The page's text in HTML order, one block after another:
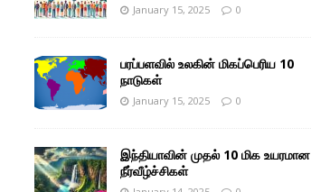
January 15, 2025 0
பரப்பளவில் உலகின் மிகப்பெரிய 10
நாடுகள்
January 15, 2025 0
இந்தியாவின் முதல் 10 மிக உயரமான
நீர்வீழ்ச்சிகள்